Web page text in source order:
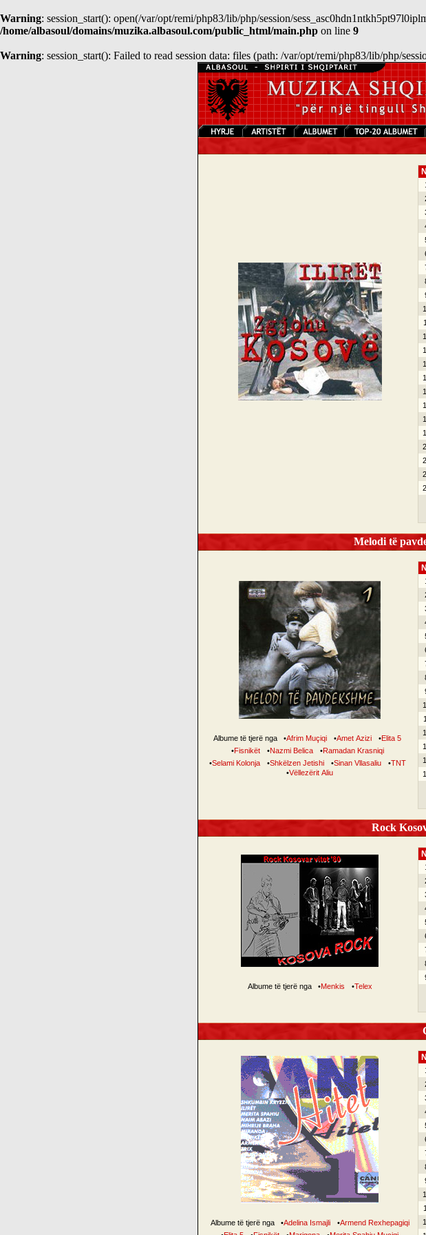
Warning: session_start(): open(/var/opt/remi/php83/lib/php/session/
/home/albasoul/domains/muzika.albasoul.com/public_html/main.php on line 9
Warning: session_start(): Failed to read session data: files (path: /var/opt/remi/php83/lib/php/
Melodi të
Albume të tjerë nga •Afrim Muçiqi •Amet Azizi •Elita 5
•Fisnikët •Nazmi Belica •Ramadan Krasniqi
•Selami Kolonja •Shkëlzen Jetishi •Sinan Vllasaliu •TNT
•Vëllezërit Aliu
Rock
Albume të tjerë nga •Menkis •Telex
Albume të tjerë nga •Adelina Ismajli •Armend Rexhepagiqi